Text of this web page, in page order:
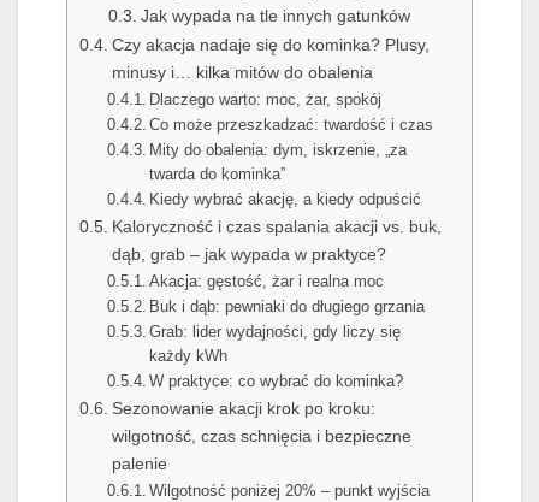
Jak wypada na tle innych gatunków
Czy akacja nadaje się do kominka? Plusy,
minusy i… kilka mitów do obalenia
Dlaczego warto: moc, żar, spokój
Co może przeszkadzać: twardość i czas
Mity do obalenia: dym, iskrzenie, „za
twarda do kominka”
Kiedy wybrać akację, a kiedy odpuścić
Kaloryczność i czas spalania akacji vs. buk,
dąb, grab – jak wypada w praktyce?
Akacja: gęstość, żar i realna moc
Buk i dąb: pewniaki do długiego grzania
Grab: lider wydajności, gdy liczy się
każdy kWh
W praktyce: co wybrać do kominka?
Sezonowanie akacji krok po kroku:
wilgotność, czas schnięcia i bezpieczne
palenie
Wilgotność poniżej 20% – punkt wyjścia